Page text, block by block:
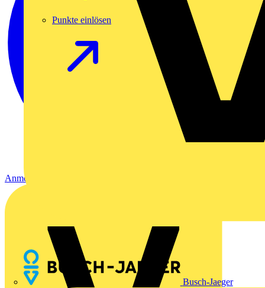
Busch-Jaeger
Punkte einlösen
Anmelden